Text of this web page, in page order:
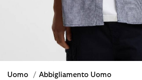
Uomo / Abbigliamento Uomo